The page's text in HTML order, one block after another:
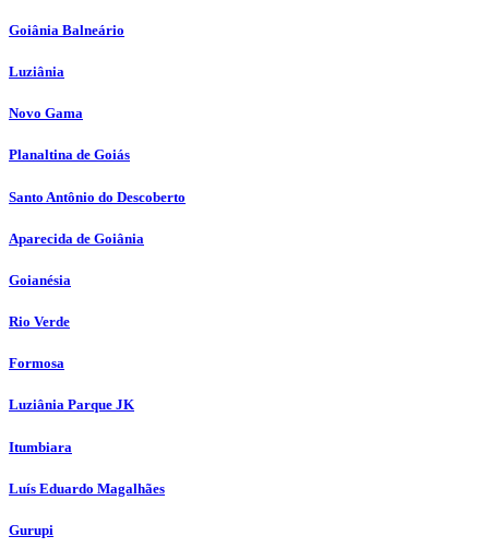
Goiânia Balneário
Luziânia
Novo Gama
Planaltina de Goiás
Santo Antônio do Descoberto
Aparecida de Goiânia
Goianésia
Rio Verde
Formosa
Luziânia Parque JK
Itumbiara
Luís Eduardo Magalhães
Gurupi